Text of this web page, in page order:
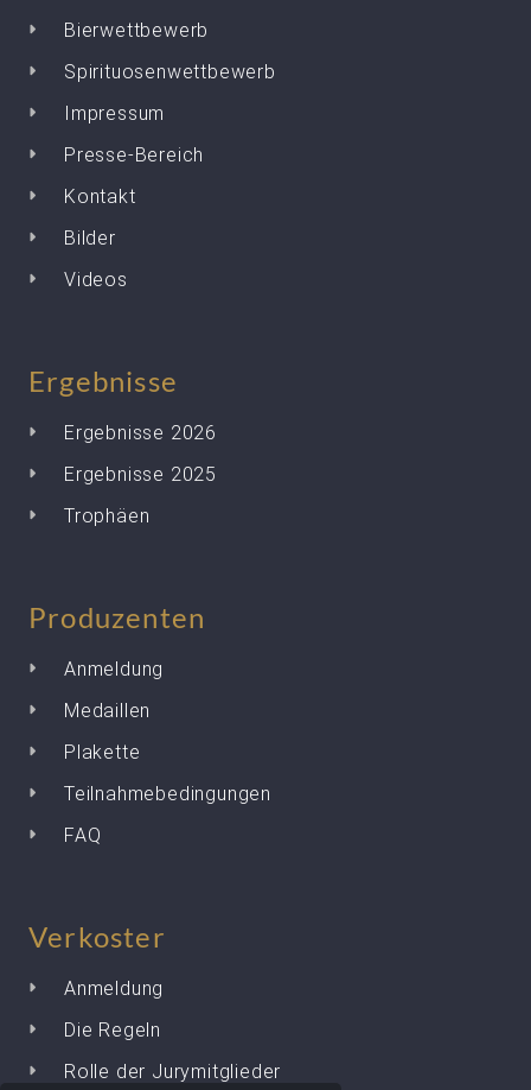
Bierwettbewerb
Spirituosenwettbewerb
Impressum
Presse-Bereich
Kontakt
Bilder
Videos
Ergebnisse
Ergebnisse 2026
Ergebnisse 2025
Trophäen
Produzenten
Anmeldung
Medaillen
Plakette
Teilnahmebedingungen
FAQ
Verkoster
Anmeldung
Die Regeln
Rolle der Jurymitglieder